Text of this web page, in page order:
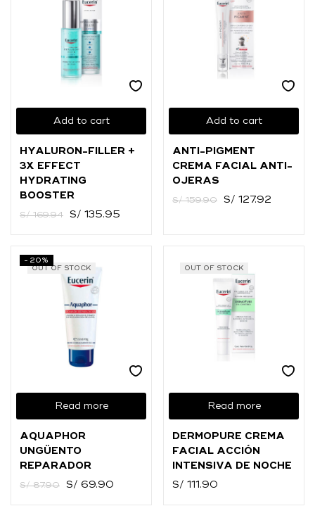
Add to cart
HYALURON-FILLER +
3X EFFECT
HYDRATING
BOOSTER
S/169.94 S/ 135.95
Add to cart
ANTI-PIGMENT
CREMA FACIAL ANTI-
OJERAS
S/159.90 S/ 127.92
OUT OF STOCK
Read more
-20%
AQUAPHOR
UNGÜENTO
REPARADOR
S/87.90 S/ 69.90
OUT OF STOCK
Read more
DERMOPURE CREMA
FACIAL ACCIÓN
INTENSIVA DE NOCHE
S/ 111.90